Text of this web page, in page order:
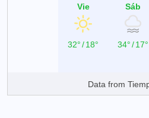
Vie
32°/18°
Sáb
34°/17°
Data from